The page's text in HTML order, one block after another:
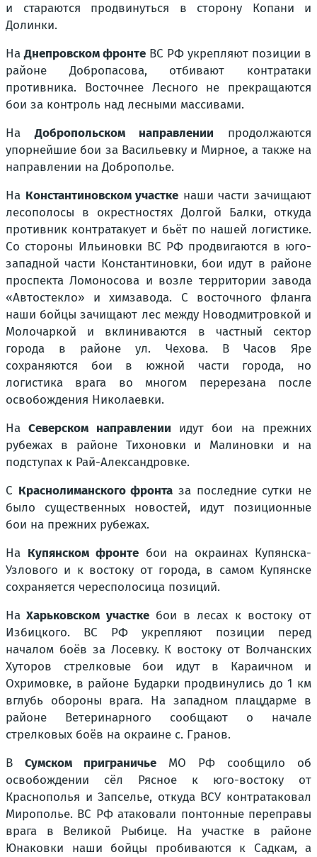
и стараются продвинуться в сторону Копани и
Долинки.
НаДнепровском фронте ВС РФ укрепляют позиции в
районе Добропасова, отбивают контратаки
противника. Восточнее Лесного не прекращаются
бои за контроль над лесными массивами.
НаДобропольском направлении продолжаются
упорнейшие бои за Васильевку и Мирное, а также на
направлении на Доброполье.
На Константиновском участке наши части зачищают
лесополосы в окрестностях Долгой Балки, откуда
противник контратакует и бьёт по нашей логистике.
Со стороны Ильиновки ВС РФ продвигаются в юго-
западной части Константиновки, бои идут в районе
проспекта Ломоносова и возле территории завода
«Автостекло» и химзавода. С восточного фланга
наши бойцы зачищают лес между Новодмитровкой и
Молочаркой и вклиниваются в частный сектор
города в районе ул. Чехова. В Часов Яре
сохраняются бои в южной части города, но
логистика врага во многом перерезана после
освобождения Николаевки.
НаСеверском направлении идут бои на прежних
рубежах в районе Тихоновки и Малиновки и на
подступах к Рай-Александровке.
С Краснолиманского фронта за последние сутки не
было существенных новостей, идут позиционные
бои на прежних рубежах.
На Купянском фронте бои на окраинах Купянска-
Узлового и к востоку от города, в самом Купянске
сохраняется чересполосица позиций.
На Харьковском участкебои в лесах к востоку от
Избицкого. ВС РФ укрепляют позиции перед
началом боёв за Лосевку. К востоку от Волчанских
Хуторов стрелковые бои идут в Караичном и
Охримовке, в районе Бударки продвинулись до 1 км
вглубь обороны врага. На западном плацдарме в
районе Ветеринарного сообщают о начале
стрелковых боёв на окраине с. Гранов.
В Сумском приграничье МО РФ сообщило об
освобождении сёл Рясное к юго-востоку от
Краснополья и Запселье, откуда ВСУ контратаковал
Мирополье. ВС РФ атаковали понтонные переправы
врага в Великой Рыбице. На участке в районе
Юнаковки наши бойцы пробиваются к Садкам, а